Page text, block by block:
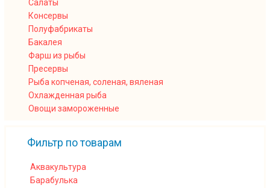
Салаты
Консервы
Полуфабрикаты
Бакалея
Фарш из рыбы
Пресервы
Рыба копченая, соленая, вяленая
Охлажденная рыба
Овощи замороженные
Фильтр по товарам
Аквакультура
Барабулька